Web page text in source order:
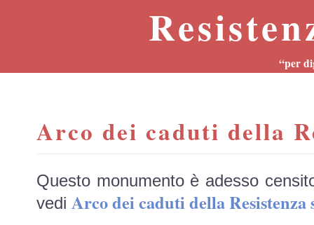
“per
Arco dei caduti della
Questo monumento è adesso
vedi Arco dei caduti della